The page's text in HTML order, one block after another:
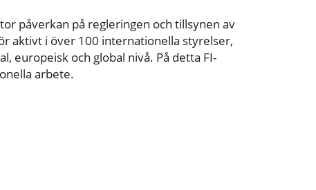
påverkan på regleringen och tillsynen av
aktivt i över 100 internationella styrelser,
europeisk och global nivå. På detta FI-
arbete.